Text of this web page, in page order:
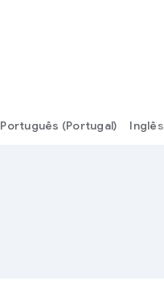
Português (Portugal) Inglês